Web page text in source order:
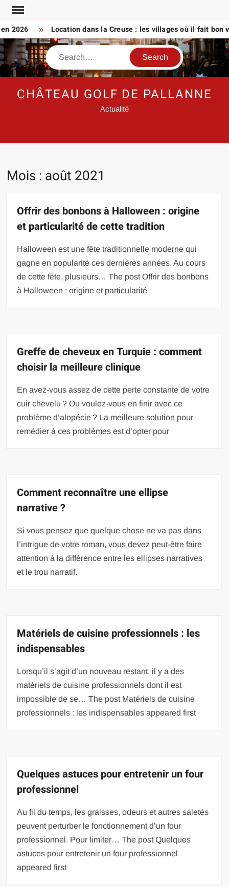
Skip
content
Location dans la Creuse : les villages où il fait bon vivre
Search
CHÂTEAU GOLF DE PALLANNE
Actualité
Mois : août 2021
Offrir des bonbons à Halloween : origine
et particularité de cette tradition
Halloween est une fête traditionnelle moderne qui
gagne en popularité ces dernières années. Au cours
de cette fête, plusieurs… The post Offrir des bonbons
à Halloween : origine et particularité
Greffe de cheveux en Turquie : comment
choisir la meilleure clinique
En avez-vous assez de cette perte constante de votre
cuir chevelu ? Ou voulez-vous en finir avec ce
problème d’alopécie ? La meilleure solution pour
remédier à ces problèmes est d’opter pour
Comment reconnaître une ellipse
narrative ?
Si vous pensez que quelque chose ne va pas dans
l’intrigue de votre roman, vous devez peut-être faire
attention à la différence entre les ellipses narratives
et le trou narratif.
Matériels de cuisine professionnels : les
indispensables
Lorsqu’il s’agit d’un nouveau restant, il y a des
matériels de cuisine professionnels dont il est
impossible de se… The post Matériels de cuisine
professionnels : les indispensables appeared first
Quelques astuces pour entretenir un four
professionnel
Au fil du temps, les graisses, odeurs et autres saletés
peuvent perturber le fonctionnement d’un four
professionnel. Pour limiter… The post Quelques
astuces pour entretenir un four professionnel
appeared first